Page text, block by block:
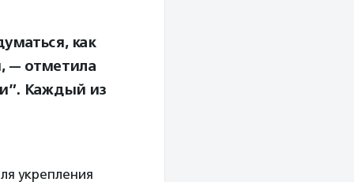
как
— отметила
Каждый из
укрепления